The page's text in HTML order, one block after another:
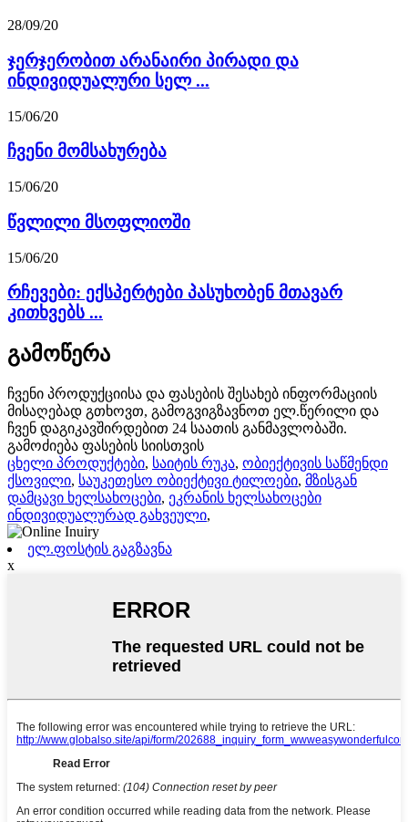
28/09/20
ჯერჯერობით არანაირი პირადი და
ინდივიდუალური სელ ...
15/06/20
ჩვენი მომსახურება
15/06/20
წვლილი მსოფლიოში
15/06/20
რჩევები: ექსპერტები პასუხობენ მთავარ
კითხვებს ...
გამოწერა
ჩვენი პროდუქციისა და ფასების შესახებ ინფორმაციის
მისაღებად გთხოვთ, გამოგვიგზავნოთ ელ.წერილი და
ჩვენ დაგიკავშირდებით 24 საათის განმავლობაში.
გამოძიება ფასების სიისთვის
ცხელი პროდუქტები, საიტის რუკა, ობიექტივის საწმენდი
ქსოვილი, საუკეთესო ობიექტივი ტილოები, მზისგან
დამცავი ხელსახოცები, ეკრანის ხელსახოცები
ინდივიდუალურად გახვეული,
ელ.ფოსტის გაგზავნა
x